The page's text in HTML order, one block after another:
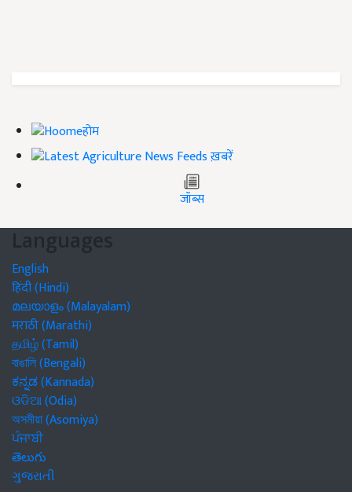
होम
ख़बरें
जॉब्स
Languages
English
हिंदी (Hindi)
മലയാളം (Malayalam)
मराठी (Marathi)
தமிழ் (Tamil)
বাঙালি (Bengali)
ಕನ್ನಡ (Kannada)
ଓଡିଆ (Odia)
অসমীয়া (Asomiya)
ਪੰਜਾਬੀ
తెలుగు
ગુજરાતી